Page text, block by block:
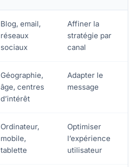
Blog, email,
réseaux
sociaux
Affiner la
stratégie par
canal
Géographie,
âge, centres
d’intérêt
Adapter le
message
Ordinateur,
mobile,
tablette
Optimiser
l’expérience
utilisateur